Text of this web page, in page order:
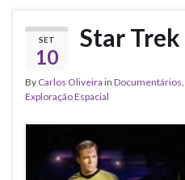
SET
10
Star Trek
By Carlos Oliveira in Documentários
Exploração Espacial